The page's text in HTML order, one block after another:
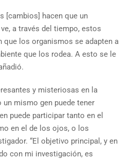
[cambios] hacen que un
a través del tiempo, estos
los organismos se adapten a
que los rodea. A esto se le
y misteriosas en la
mismo gen puede tener
puede participar tanto en el
en el de los ojos, o los
“El objetivo principal, y en
con mi investigación, es